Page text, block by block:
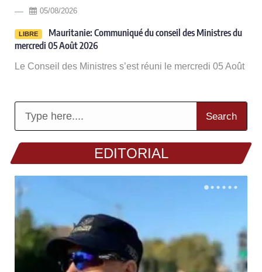
05/08/2026
LIBRE
Mauritanie: Communiqué du conseil des Ministres du
mercredi 05 Août 2026
Le Conseil des Ministres s’est réuni le mercredi 05 Août
Search
EDITORIAL